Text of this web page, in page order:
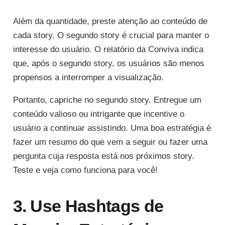
Além da quantidade, preste atenção ao conteúdo de
cada story. O segundo story é crucial para manter o
interesse do usuário. O relatório da Conviva indica
que, após o segundo story, os usuários são menos
propensos a interromper a visualização.
Portanto, capriche no segundo story. Entregue um
conteúdo valioso ou intrigante que incentive o
usuário a continuar assistindo. Uma boa estratégia é
fazer um resumo do que vem a seguir ou fazer uma
pergunta cuja resposta está nos próximos story.
Teste e veja como funciona para você!
3. Use Hashtags de